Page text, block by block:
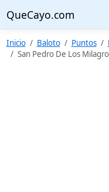
QueCayo.com
Inicio Baloto Puntos
San Pedro De Los